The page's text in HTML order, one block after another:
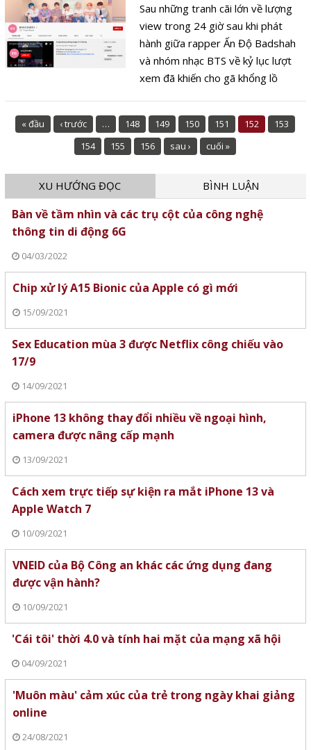
Sau những tranh cãi lớn về lượng
view trong 24 giờ sau khi phát
hành giữa rapper Ấn Độ Badshah
và nhóm nhạc BTS về kỷ lục lượt
xem đã khiến cho gã khổng lồ
chính sách, điều này ảnh hưởng
không nhỏ đến doanh thu quảng
cáo của cac kênh.
« đầu ‹ trước … 148 149 150 151 152
153
154
155 156 sau › cuối »
XU HƯỚNG ĐỌC BÌNH LUẬN
Bàn về tầm nhìn và các trụ cột của công nghệ
thông tin di động 6G
04/03/2022
Chip xử lý A15 Bionic của Apple có gì mới
15/09/2021
Sex Education mùa 3 được Netflix công chiếu vào
17/9
14/09/2021
iPhone 13 không thay đổi nhiều về ngoại hình,
camera được nâng cấp mạnh
13/09/2021
Cách xem trực tiếp sự kiện ra mắt iPhone 13 và
Apple Watch 7
10/09/2021
VNEID của Bộ Công an khác các ứng dụng đang
được vận hành?
10/09/2021
'Cái tôi' thời 4.0 và tính hai mặt của mạng xã hội
04/09/2021
'Muôn màu' cảm xúc của trẻ trong ngày khai giảng
online
24/08/2021